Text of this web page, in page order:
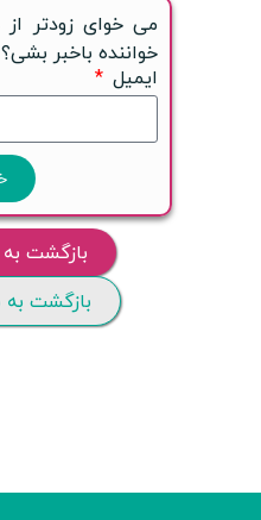
می خوای زودتر
خواننده باخبر بشی؟
ایمیل
بازگشت
بازگشت